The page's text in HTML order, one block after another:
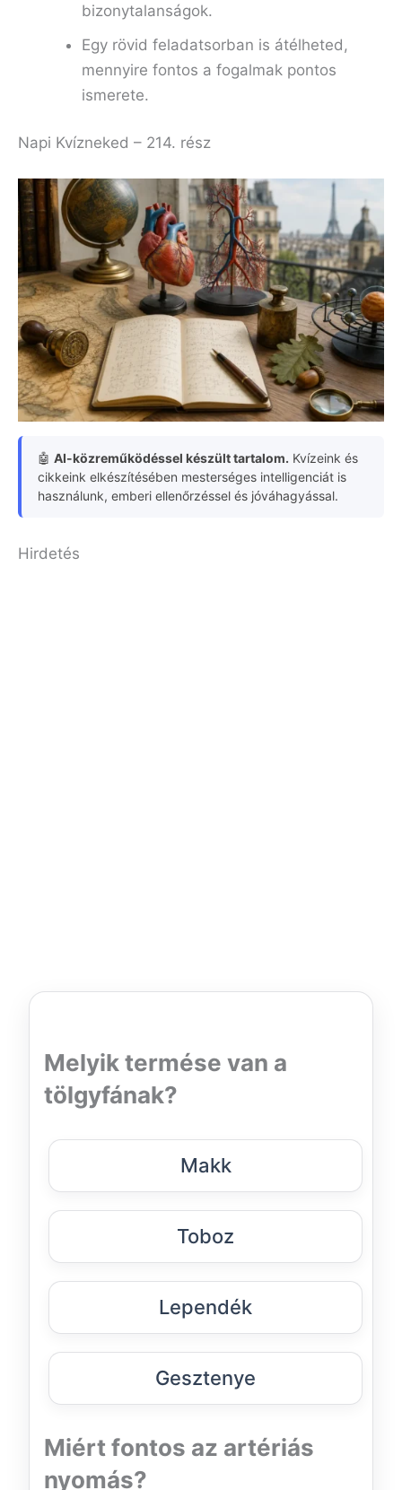
bizonytalanságok.
Egy rövid feladatsorban is átélheted,
mennyire fontos a fogalmak pontos
ismerete.
Napi Kvízneked – 214. rész
🤖 AI-közreműködéssel készült tartalom. Kvízeink és
cikkeink elkészítésében mesterséges intelligenciát is
használunk, emberi ellenőrzéssel és jóváhagyással.
Hirdetés
Melyik termése van a
tölgyfának?
Makk
Toboz
Lependék
Gesztenye
Miért fontos az artériás
nyomás?